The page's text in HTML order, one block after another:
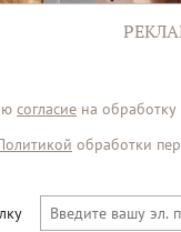
согласие на
обработки